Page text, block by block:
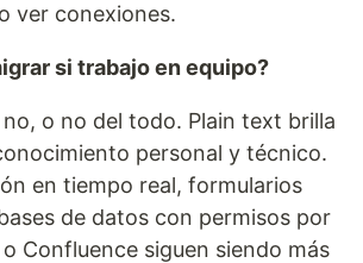
ver conexiones.
si trabajo en equipo?
o no del todo. Plain text brilla
personal y técnico.
en tiempo real, formularios
de datos con permisos por
Confluence siguen siendo más